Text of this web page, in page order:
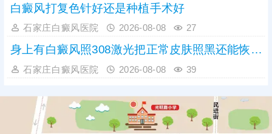
白癜风打复色针好还是种植手术好
石家庄白癜风医院 2026-08-08 27
身上有白癜风照308激光把正常皮肤照黑还能恢复吗
石家庄白癜风医院 2026-08-08 39